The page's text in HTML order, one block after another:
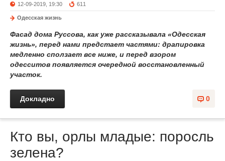
12-09-2019, 19:30 611
Одесская жизнь
Фасад дома Руссова, как уже рассказывала «Одесская
жизнь», перед нами предстает частями: драпировка
медленно сползает все ниже, и перед взором
одесситов появляется очередной восстановленный
участок.
0
Докладно
Кто вы, орлы младые: поросль
зелена?